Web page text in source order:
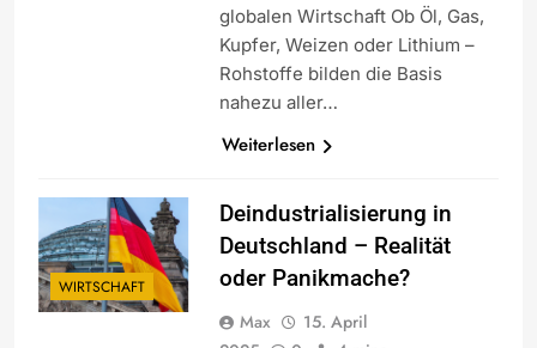
globalen Wirtschaft Ob Öl, Gas,
Kupfer, Weizen oder Lithium –
Rohstoffe bilden die Basis
nahezu aller…
Weiterlesen
WIRTSCHAFT
Deindustrialisierung in
Deutschland – Realität
oder Panikmache?
Max
15. April